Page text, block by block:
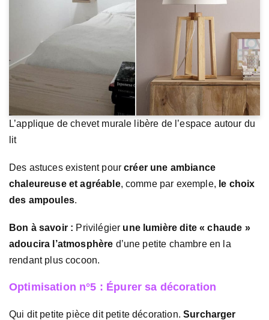
L’applique de chevet murale libère de l’espace autour du
lit
Des astuces existent pourcréer une ambiance
chaleureuse et agréable, comme par exemple, le choix
des ampoules.
Bon à savoir : Privilégier une lumière dite « chaude »
adoucira l’atmosphère d’une petite chambre en la
rendant plus cocoon.
Optimisation n°5 : Épurer sa décoration
Qui dit petite pièce dit petite décoration.Surcharger